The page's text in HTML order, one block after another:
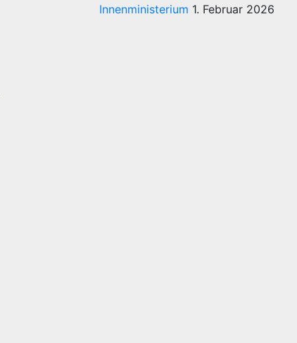
Innenministerium 1. Februar 2026